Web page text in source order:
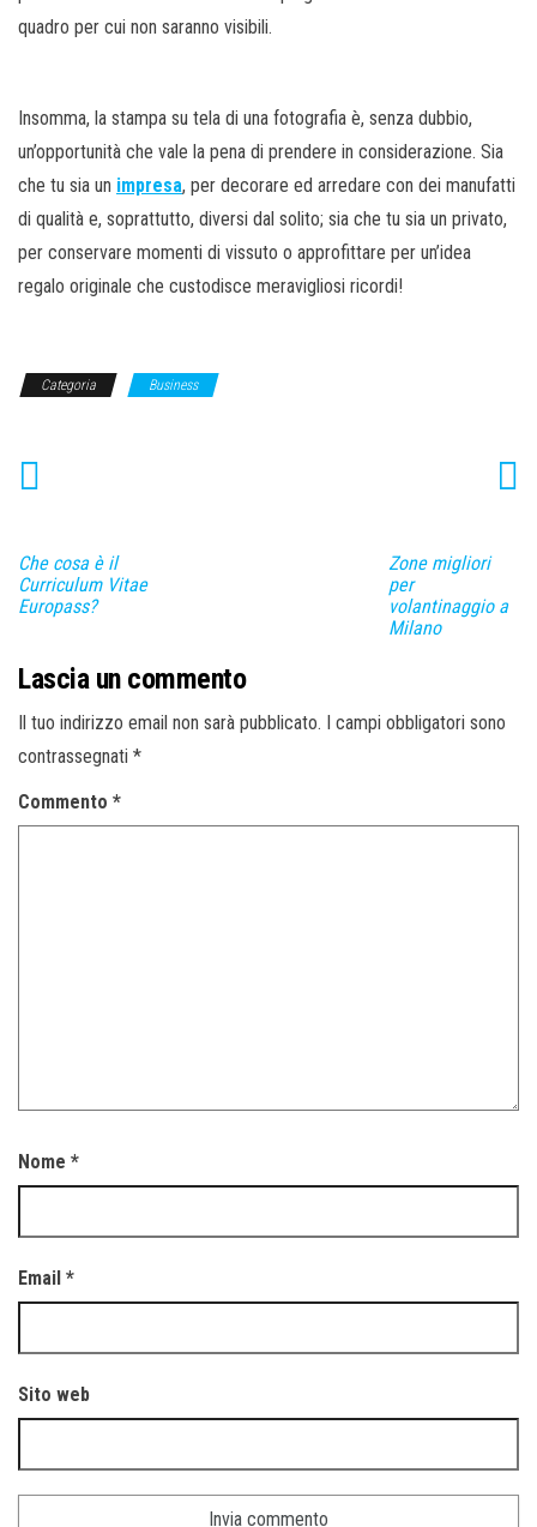
quadro per cui non saranno visibili.
Insomma, la stampa su tela di una fotografia è, senza dubbio,
un’opportunità che vale la pena di prendere in considerazione. Sia
che tu sia un impresa, per decorare ed arredare con dei manufatti
di qualità e, soprattutto, diversi dal solito; sia che tu sia un privato,
per conservare momenti di vissuto o approfittare per un’idea
regalo originale che custodisce meravigliosi ricordi!
Categoria Business
Che cosa è il
Curriculum Vitae
Europass?
Zone migliori
per
volantinaggio a
Milano
Lascia un commento
Il tuo indirizzo email non sarà pubblicato. I campi obbligatori sono
contrassegnati *
Commento *
Nome *
Email *
Sito web